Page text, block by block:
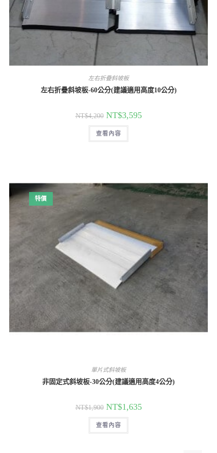
左右折疊斜坡板
左右折疊斜坡板-60公分(建議適用高度10公分)
NT$4,200 原
始
價
格：
NT$4,200。
NT$3,595目
查看內容
特價
單片式斜坡板
非固定式斜坡板-30公分(建議適用高度4公分)
NT$1,900 原
始
價
格：
NT$1,900。
NT$1,635目
查看內容